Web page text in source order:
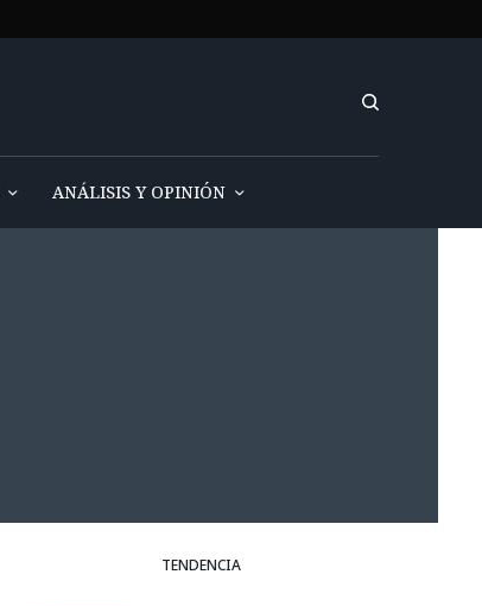
ANÁLISIS Y OPINIÓN
TENDENCIA